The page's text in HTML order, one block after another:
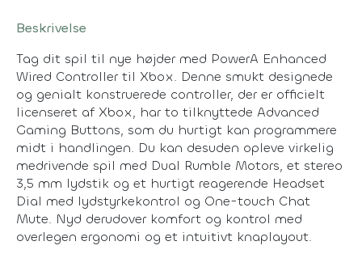
Beskrivelse
Tag dit spil til nye højder med PowerA Enhanced
Wired Controller til Xbox. Denne smukt designede
og genialt konstruerede controller, der er officielt
licenseret af Xbox, har to tilknyttede Advanced
Gaming Buttons, som du hurtigt kan programmere
midt i handlingen. Du kan desuden opleve virkelig
medrivende spil med Dual Rumble Motors, et stereo
3,5 mm lydstik og et hurtigt reagerende Headset
Dial med lydstyrkekontrol og One-touch Chat
Mute. Nyd derudover komfort og kontrol med
overlegen ergonomi og et intuitivt knaplayout.